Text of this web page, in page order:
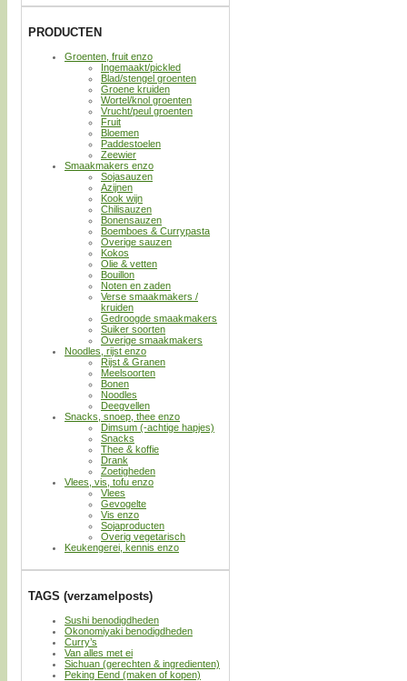
PRODUCTEN
Groenten, fruit enzo
Ingemaakt/pickled
Blad/stengel groenten
Groene kruiden
Wortel/knol groenten
Vrucht/peul groenten
Fruit
Bloemen
Paddestoelen
Zeewier
Smaakmakers enzo
Sojasauzen
Azijnen
Kook wijn
Chilisauzen
Bonensauzen
Boemboes & Currypasta
Overige sauzen
Kokos
Olie & vetten
Bouillon
Noten en zaden
Verse smaakmakers /
kruiden
Gedroogde smaakmakers
Suiker soorten
Overige smaakmakers
Noodles, rijst enzo
Rijst & Granen
Meelsoorten
Bonen
Noodles
Deegvellen
Snacks, snoep, thee enzo
Dimsum (-achtige hapjes)
Snacks
Thee & koffie
Drank
Zoetigheden
Vlees, vis, tofu enzo
Vlees
Gevogelte
Vis enzo
Sojaproducten
Overig vegetarisch
Keukengerei, kennis enzo
TAGS (verzamelposts)
Sushi benodigdheden
Okonomiyaki benodigdheden
Curry’s
Van alles met ei
Sichuan (gerechten & ingredienten)
Peking Eend (maken of kopen)